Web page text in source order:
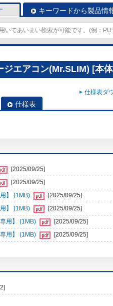
キーワードから製品情
ジエアコン(Mr.SLIM) [本
仕様表ダ
仕様表
[2025/09/25]
[2025/09/25]
】 (1MB)
[2025/09/25]
】 (1MB)
[2025/09/25]
用】 (1MB)
[2025/09/25]
用】 (1MB)
[2025/09/25]